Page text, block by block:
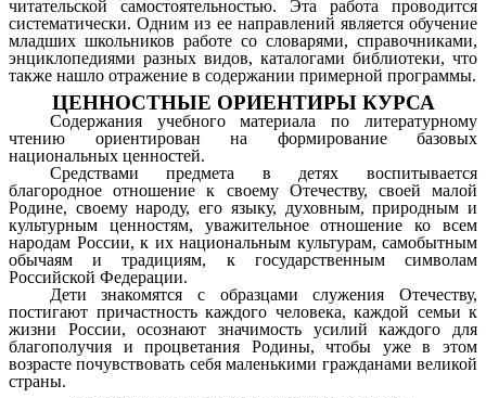
читательской самостоятельностью. Эта работа проводится
систематически. Одним из ее направлений является обучение
младших школьников работе со словарями, справочниками,
энциклопедиями разных видов, каталогами библиотеки, что
также нашло отражение в содержании примерной программы.
ЦЕННОСТНЫЕ ОРИЕНТИРЫ КУРСА
Содержания учебного материала по литературному
чтению ориентирован на формирование базовых
национальных ценностей.
Средствами предмета в детях воспитывается
благородное отношение к своему Отечеству, своей малой
Родине, своему народу, его языку, духовным, природным и
культурным ценностям, уважительное отношение ко всем
народам России, к их национальным культурам, самобытным
обычаям и традициям, к государственным символам
Российской Федерации.
Дети знакомятся с образцами служения Отечеству,
постигают причастность каждого человека, каждой семьи к
жизни России, осознают значимость усилий каждого для
благополучия и процветания Родины, чтобы уже в этом
возрасте почувствовать себя маленькими гражданами великой
страны.